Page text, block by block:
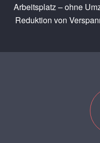
Arbeitsplatz – ohne
Reduktion von